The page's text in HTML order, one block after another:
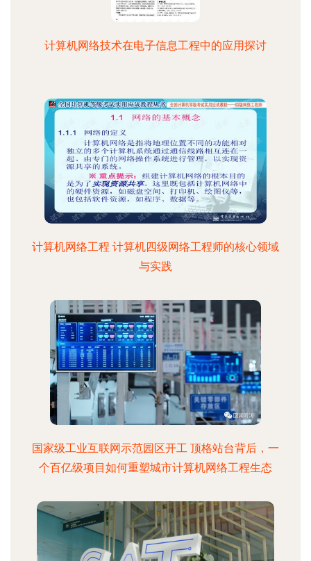
计算机网络技术在电子信息工程中的应用探讨
计算机网络工程 计算机四级网络工程师的核心领域
与实践
国家级工业互联网示范园区开工 顶格站台背后，一
个百亿级项目如何重塑城市计算机网络工程生态